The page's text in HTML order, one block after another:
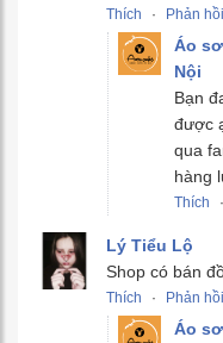
Thích · Phản hồi
Áo
Nội
Bạn
được
qua
hàng
Thích ·
Lý Tiểu Lộ
Shop có bán
Thích · Phản hồi
Áo